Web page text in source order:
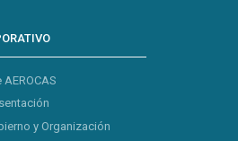
y Organización